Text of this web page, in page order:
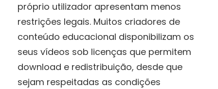
próprio utilizador apresentam menos
restrições legais. Muitos criadores de
conteúdo educacional disponibilizam os
seus vídeos sob licenças que permitem
download e redistribuição, desde que
sejam respeitadas as condições